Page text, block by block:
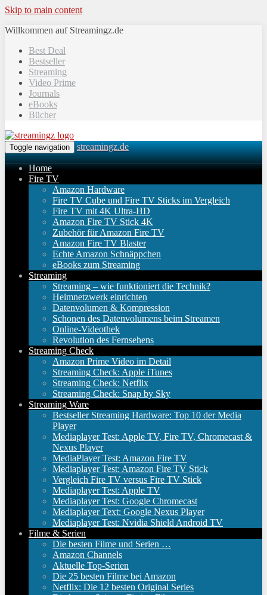
Skip to main content
Willkommen auf Streamingz.de
Best Deal
Bestseller
Streaming
Video Prime
Journals
eBooks
Bücher
Toggle navigation streamingz.de
Home
Fire TV
Amazon Hardware
Fire TV Cube und Fire TV Sticks im Vergleich
Fire TV mit 4K Ultra-HD
Amazon Fire TV Stick 4K
Zubehör für Amazon Fire TV
Amazon Fire TV Blaster
Echte Amazon Schnäppchen
eBooks zum Streaming
Streaming
Streaming – wie funktioniert die Technik?
Heimnetzwerk einrichten
Datenvolumen & Kompression
Schonen des Datenvolumens beim Streamen
Online-Videothek
Revolution des Fernsehens
Streaming Check
Amazon Prime Video im Detail
Streaming Check: Apple iTunes
Streaming Check: Netflix
Streaming Check: Snap by Sky
Streaming Ware
Bestseller Streaming Hardware: Top 10 der Media
Player
Mediaplayer Test: Apple TV, Fire TV, Chromecast &
Nexus Player
MediaPlayer Test: Amazon Fire TV
Mediaplayer Test: Amazon Fire TV Stick
Vergleich Fire TV versus Fire TV Stick
Mediaplayer Test: Apple TV
Mediaplayer Test: Google Chromecast
Mediaplayer Text: Google Nexus Player
Mediaplayer Test: Nvidia Shield Android TV
Filme & Serien
Die besten Filme und Serien …
Amazon Channels
Aktuelle Top-Serien
Die 25 besten Filme bei Amazon
Netflix: Die 12 besten Original Series